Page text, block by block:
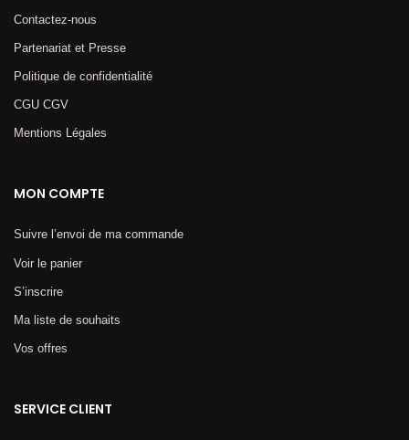
Contactez-nous
Partenariat et Presse
Politique de confidentialité
CGU CGV
Mentions Légales​
MON COMPTE
Suivre l’envoi de ma commande
Voir le panier
S’inscrire
Ma liste de souhaits
Vos offres
SERVICE CLIENT